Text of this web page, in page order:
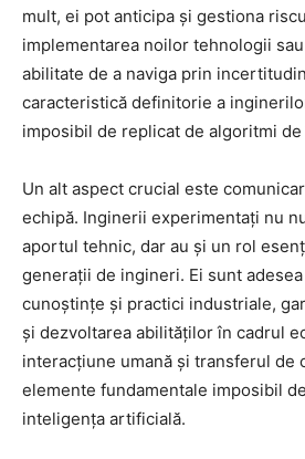
mult, ei pot anticipa și gestiona
implementarea noilor tehnologii
abilitate de a naviga prin
caracteristică definitorie a
imposibil de replicat de algoritmi de
Un alt aspect crucial este
echipă. Inginerii experimentați nu
aportul tehnic, dar au și un rol
generații de ingineri. Ei sunt
cunoștințe și practici industriale,
și dezvoltarea abilităților în cadrul
interacțiune umană și transferul de
elemente fundamentale imposibil
inteligența artificială.